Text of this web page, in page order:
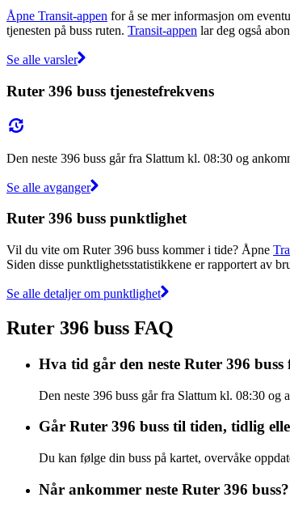
Åpne Transit-appen for å se mer informasjon om
tjenesten på buss ruten. Transit-appen lar deg også
Se alle varsler
Ruter 396 buss tjenestefrekvens
Den neste 396 buss går fra Slattum kl. 08:30 og
Se alle avganger
Ruter 396 buss punktlighet
Vil du vite om Ruter 396 buss kommer i tide? Åpne
Siden disse punktlighetsstatistikkene er rapportert av
Se alle detaljer om punktlighet
Ruter 396 buss FAQ
Hva tid går den neste Ruter 396
Den neste 396 buss går fra Slattum kl. 08:30 og
Går Ruter 396 buss til tiden, tidlig
Du kan følge din buss på kartet, overvåke
Når ankommer neste Ruter 396 buss?